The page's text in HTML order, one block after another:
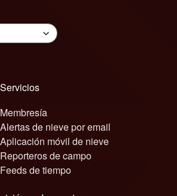
Servicios
Membresía
Alertas de nieve por email
Aplicación móvil de nieve
Reporteros de campo
Feeds de tiempo